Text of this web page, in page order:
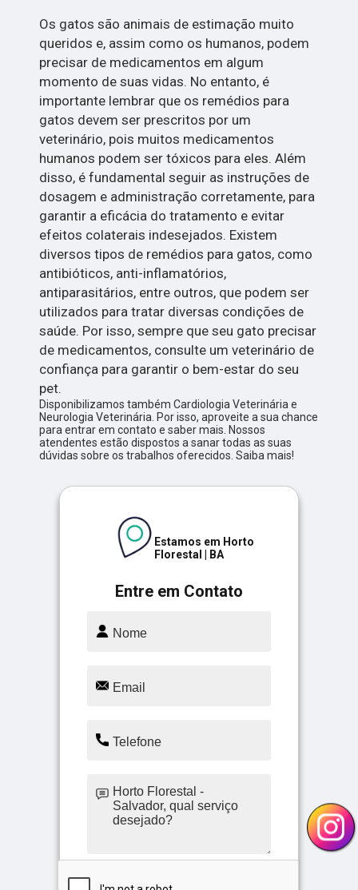
Os gatos são animais de estimação muito
queridos e, assim como os humanos, podem
precisar de medicamentos em algum
momento de suas vidas. No entanto, é
importante lembrar que os remédios para
gatos devem ser prescritos por um
veterinário, pois muitos medicamentos
humanos podem ser tóxicos para eles. Além
disso, é fundamental seguir as instruções de
dosagem e administração corretamente, para
garantir a eficácia do tratamento e evitar
efeitos colaterais indesejados. Existem
diversos tipos de remédios para gatos, como
antibióticos, anti-inflamatórios,
antiparasitários, entre outros, que podem ser
utilizados para tratar diversas condições de
saúde. Por isso, sempre que seu gato precisar
de medicamentos, consulte um veterinário de
confiança para garantir o bem-estar do seu
pet.
Disponibilizamos também Cardiologia Veterinária e
Neurologia Veterinária. Por isso, aproveite a sua chance
para entrar em contato e saber mais. Nossos
atendentes estão dispostos a sanar todas as suas
dúvidas sobre os trabalhos oferecidos. Saiba mais!
Entre em Contato
Estamos em Horto
Florestal | BA